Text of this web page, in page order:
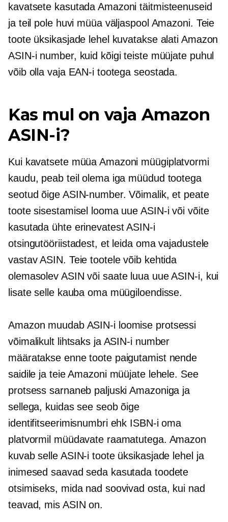
kavatsete kasutada Amazoni täitmisteenuseid
ja teil pole huvi müüa väljaspool Amazoni. Teie
toote üksikasjade lehel kuvatakse alati Amazon
ASIN-i number, kuid kõigi teiste müüjate puhul
võib olla vaja EAN-i tootega seostada.
Kas mul on vaja Amazon
ASIN-i?
Kui kavatsete müüa Amazoni müügiplatvormi
kaudu, peab teil olema iga müüdud tootega
seotud õige ASIN-number. Võimalik, et peate
toote sisestamisel looma uue ASIN-i või võite
kasutada ühte erinevatest ASIN-i
otsingutööriistadest, et leida oma vajadustele
vastav ASIN. Teie tootele võib kehtida
olemasolev ASIN või saate luua uue ASIN-i, kui
lisate selle kauba oma müügiloendisse.
Amazon muudab ASIN-i loomise protsessi
võimalikult lihtsaks ja ASIN-i number
määratakse enne toote paigutamist nende
saidile ja teie Amazoni müüjate lehele. See
protsess sarnaneb paljuski Amazoniga ja
sellega, kuidas see seob õige
identifitseerimisnumbri ehk ISBN-i oma
platvormil müüdavate raamatutega. Amazon
kuvab selle ASIN-i toote üksikasjade lehel ja
inimesed saavad seda kasutada toodete
otsimiseks, mida nad soovivad osta, kui nad
teavad, mis ASIN on.